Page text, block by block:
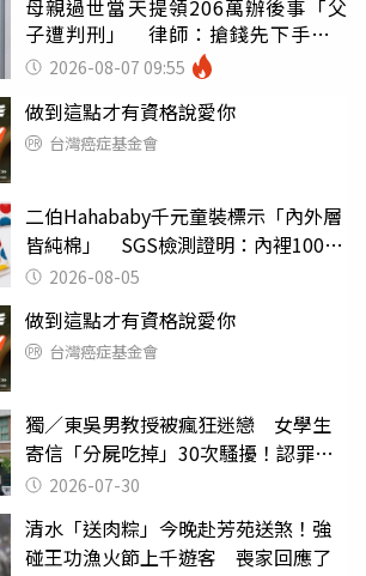
母親過世當天提領206萬辦後事「父
子遭判刑」 律師：搶錢先下手是
罪 2026-08-07 09:55
做到這點才有資格說愛你
台灣癌症基金會
二伯Hahababy千元童裝標示「內外層
皆純棉」 SGS檢測證明：內裡100%
聚酯纖維
2026-08-05
做到這點才有資格說愛你
台灣癌症基金會
獨／東吳男教授被瘋狂迷戀 女學生
寄信「分屍吃掉」30次騷擾！認罪免
關 2026-07-30
清水「送肉粽」今晚赴芳苑送煞！強
碰王功漁火節上千遊客 喪家回應了